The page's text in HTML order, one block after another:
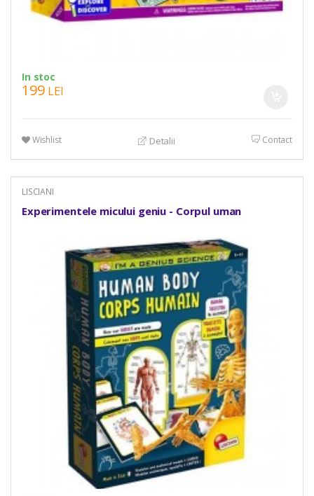
In stoc
199 LEI
Wishlist Detalii Contact
LISCIANI
Experimentele micului geniu - Corpul uman